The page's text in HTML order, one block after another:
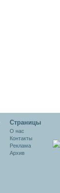
Cтраницы
О нас
Контакты
Реклама
Архив